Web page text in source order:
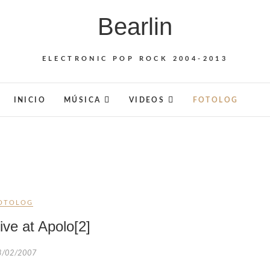
Bearlin
ELECTRONIC POP ROCK 2004-2013
INICIO MÚSICA VIDEOS FOTOLOG
at Apolo[2]
02/2007